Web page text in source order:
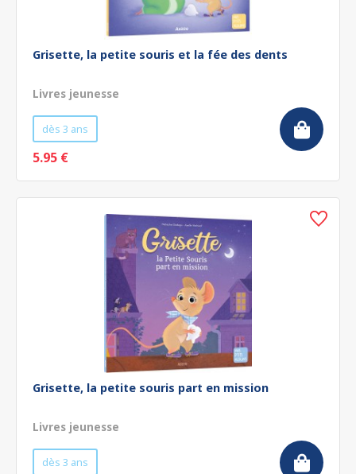
Grisette, la petite souris et la fée des dents
Livres jeunesse
dès 3 ans
5.95 €
Grisette, la petite souris part en mission
Livres jeunesse
dès 3 ans